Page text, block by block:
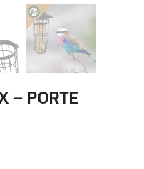
– PORTE